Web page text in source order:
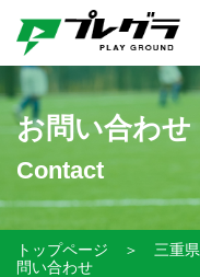
お問い合わせ
Contact
トップページ ＞ 三重県
問い合わせ